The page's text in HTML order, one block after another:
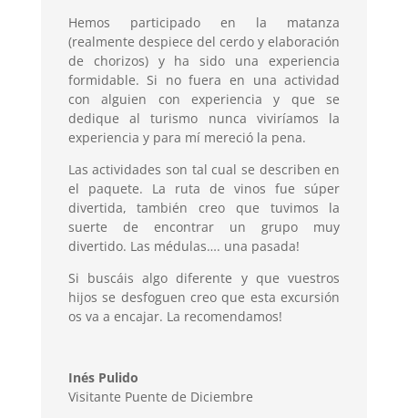
Hemos participado en la matanza
(realmente despiece del cerdo y elaboración
de chorizos) y ha sido una experiencia
formidable. Si no fuera en una actividad
con alguien con experiencia y que se
dedique al turismo nunca viviríamos la
experiencia y para mí mereció la pena.
Las actividades son tal cual se describen en
el paquete. La ruta de vinos fue súper
divertida, también creo que tuvimos la
suerte de encontrar un grupo muy
divertido. Las médulas…. una pasada!
Si buscáis algo diferente y que vuestros
hijos se desfoguen creo que esta excursión
os va a encajar. La recomendamos!
Inés Pulido
Visitante Puente de Diciembre